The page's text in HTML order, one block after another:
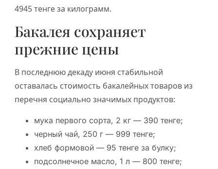
4945 тенге за килограмм.
Бакалея сохраняет
прежние цены
В последнюю декаду июня стабильной
оставалась стоимость бакалейных товаров из
перечня социально значимых продуктов:
мука первого сорта, 2 кг — 390 тенге;
черный чай, 250 г — 999 тенге;
хлеб формовой — 95 тенге за булку;
подсолнечное масло, 1 л — 800 тенге;